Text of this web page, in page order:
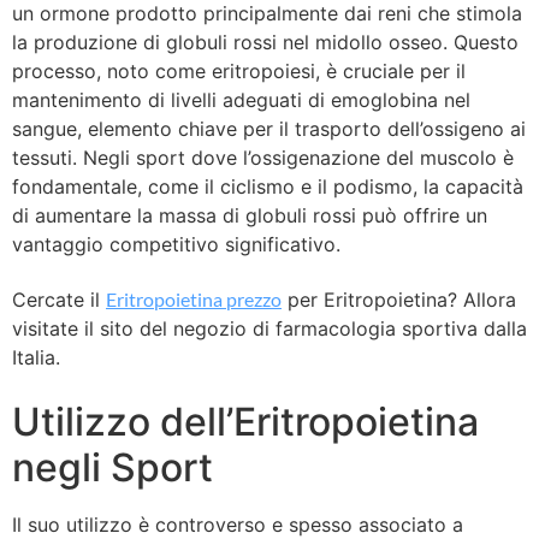
un ormone prodotto principalmente dai reni che stimola
la produzione di globuli rossi nel midollo osseo. Questo
processo, noto come eritropoiesi, è cruciale per il
mantenimento di livelli adeguati di emoglobina nel
sangue, elemento chiave per il trasporto dell’ossigeno ai
tessuti. Negli sport dove l’ossigenazione del muscolo è
fondamentale, come il ciclismo e il podismo, la capacità
di aumentare la massa di globuli rossi può offrire un
vantaggio competitivo significativo.
Cercate il Eritropoietina prezzo per Eritropoietina? Allora
visitate il sito del negozio di farmacologia sportiva dalla
Italia.
Utilizzo dell’Eritropoietina
negli Sport
Il suo utilizzo è controverso e spesso associato a